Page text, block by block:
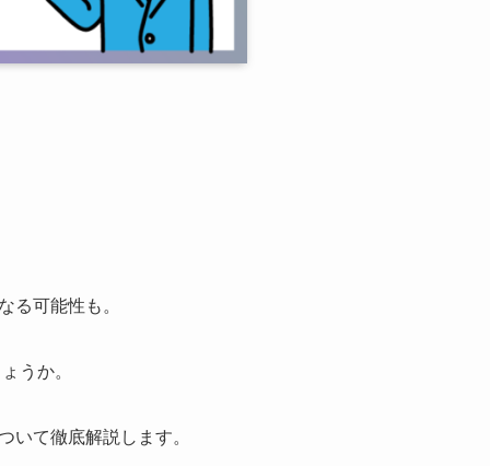
る可能性も。
うか。
いて徹底解説します。